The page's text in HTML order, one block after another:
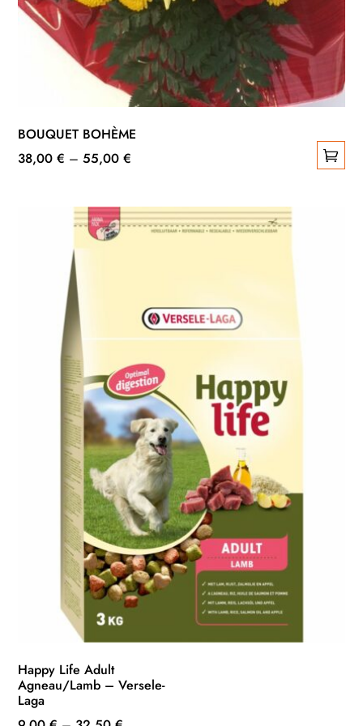
BOUQUET BOHÈME
38,00€ –55,00€
variations.
Happy Life Adult
Agneau/Lamb – Versele-
Laga